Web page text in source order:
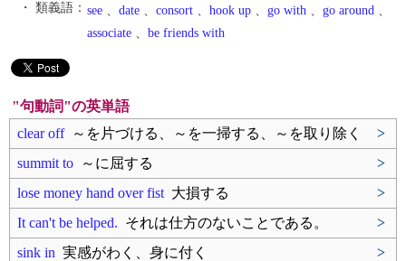
・ 類義語： see 、 date 、 consort 、 hook up 、 go with 、 go around 、
associate 、 be friends with
"句動詞"の英単語
clear off～を片づける、～を一掃する、～を取り除く
>
summit to ～に屈する
>
lose money hand over fist 大損する
>
It can't be helped. それは仕方のないことである。
>
sink in 実感がわく、身に付く
>